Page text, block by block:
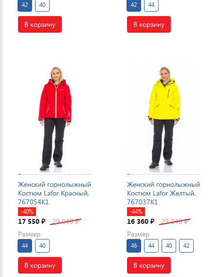
42 40
В корзину
42 44
В корзину
Женский горнолыжный
Костюм Lafor Красный,
767054K1
-40%
17 550 ₽ 29 040₽
Размер
44 40
В корзину
Женский горнолыжный
Костюм Lafor Желтый,
767037K1
-44%
16 360 ₽ 29 040₽
Размер
46 44 40 42
В корзину